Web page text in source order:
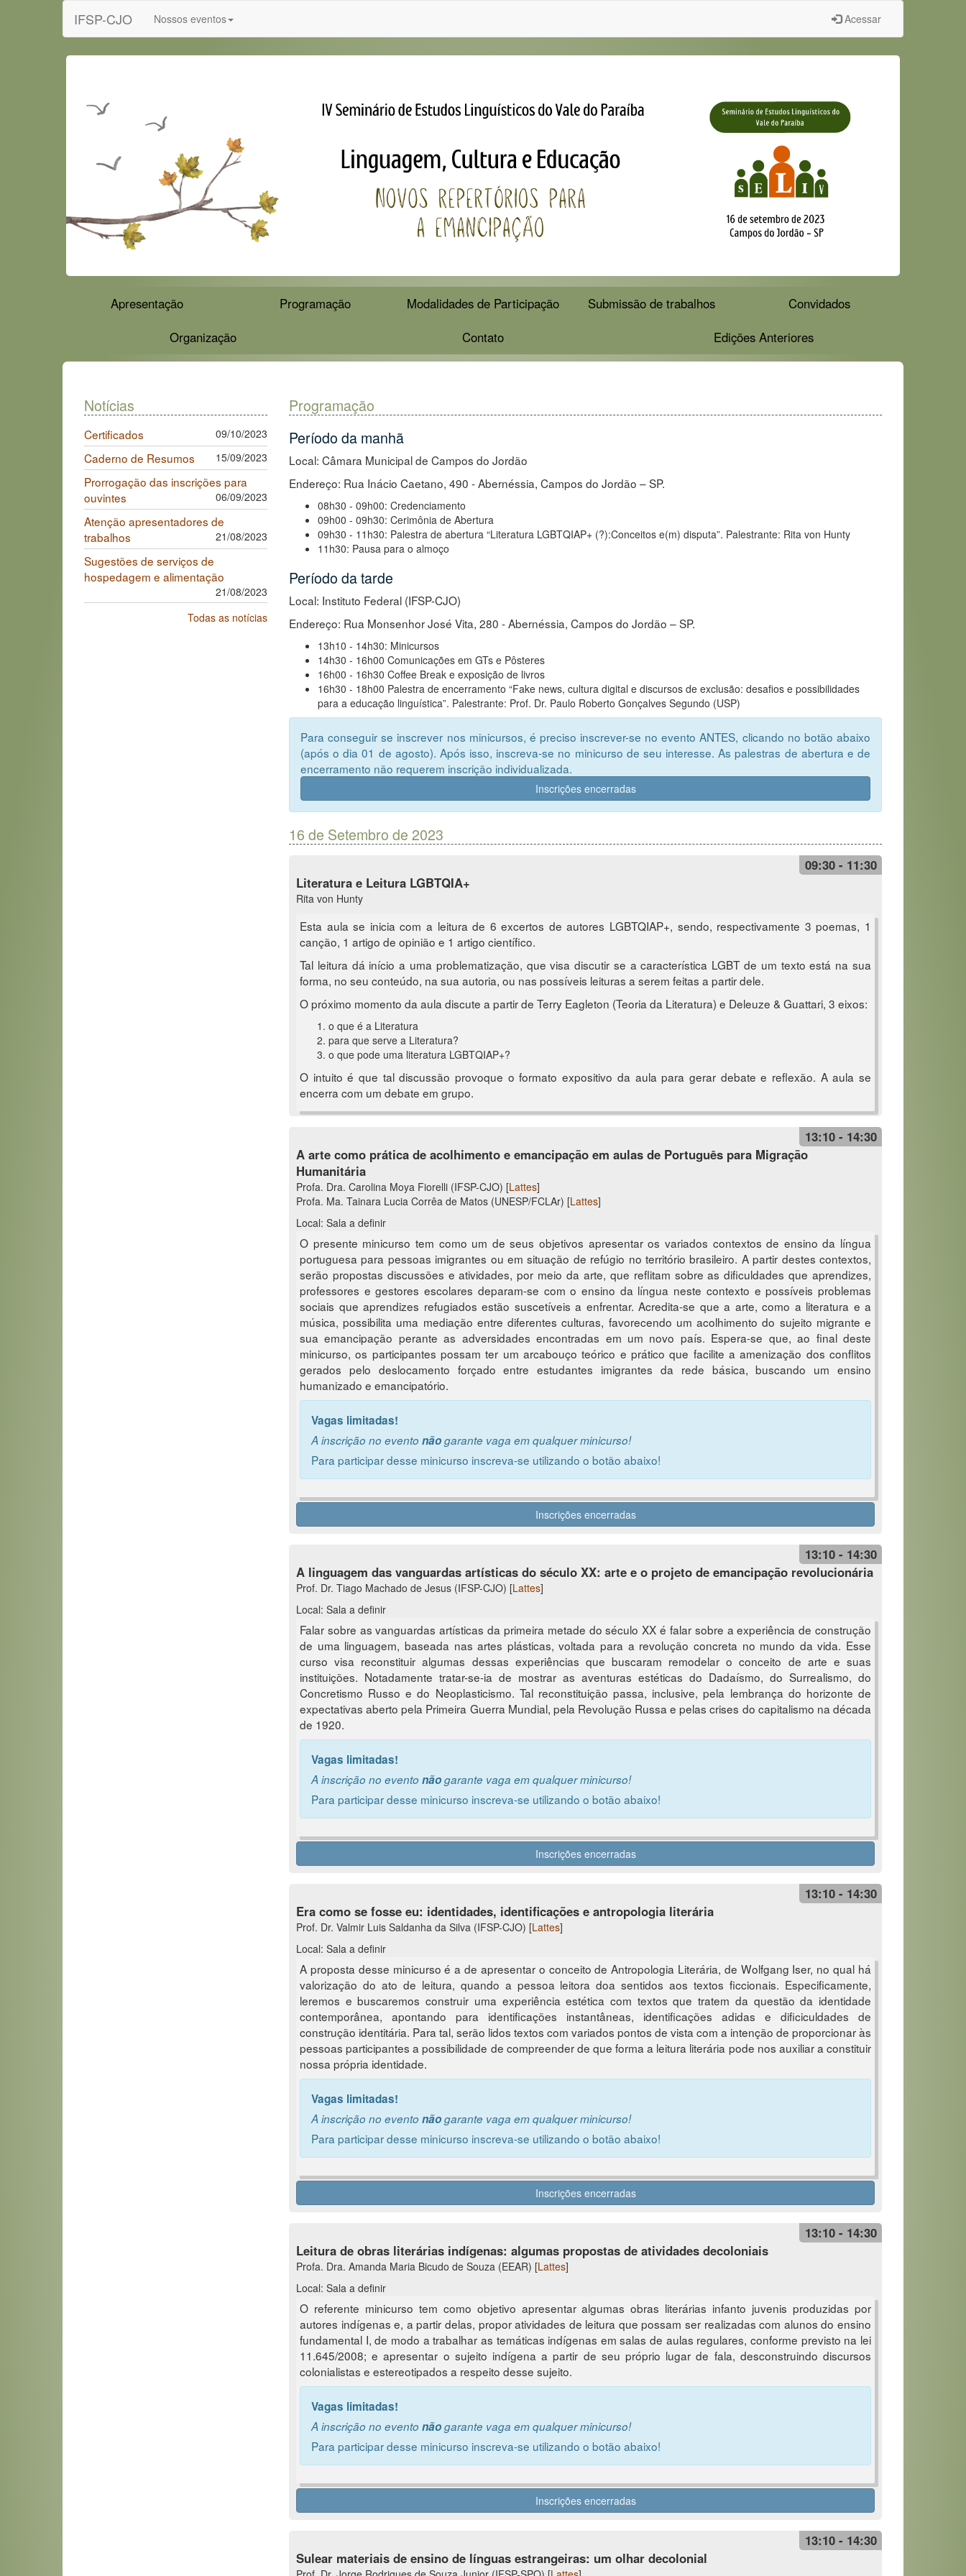
IFSP-CJO Nossos eventos Acessar
Apresentação Programação Modalidades de Participação Submissão de trabalhos
Convidados
Organização
Contato Edições Anteriores
Notícias
Certificados 09/10/2023
Caderno de Resumos 15/09/2023
Prorrogação das inscrições para
ouvintes
06/09/2023
Atenção apresentadores de
trabalhos
21/08/2023
Sugestões de serviços de
hospedagem e alimentação
21/08/2023
Todas as notícias
Programação
Período da manhã
Local: Câmara Municipal de Campos do Jordão
Endereço: Rua Inácio Caetano, 490 - Abernéssia, Campos do Jordão – SP.
08h30 - 09h00: Credenciamento
09h00 - 09h30: Cerimônia de Abertura
09h30 - 11h30: Palestra de abertura “Literatura LGBTQIAP+ (?):Conceitos e(m) disputa”. Palestrante: Rita von Hunty
11h30: Pausa para o almoço
Período da tarde
Local: Instituto Federal (IFSP-CJO)
Endereço: Rua Monsenhor José Vita, 280 - Abernéssia, Campos do Jordão – SP.
13h10 - 14h30: Minicursos
14h30 - 16h00 Comunicações em GTs e Pôsteres
16h00 - 16h30 Coffee Break e exposição de livros
16h30 - 18h00 Palestra de encerramento “Fake news, cultura digital e discursos de exclusão: desafios e possibilidades
para a educação linguística”. Palestrante: Prof. Dr. Paulo Roberto Gonçalves Segundo (USP)
Para conseguir se inscrever nos minicursos, é preciso inscrever-se no evento ANTES, clicando no botão abaixo
(após o dia 01 de agosto). Após isso, inscreva-se no minicurso de seu interesse. As palestras de abertura e de
encerramento não requerem inscrição individualizada.
Inscrições encerradas
16 de Setembro de 2023
09:30 - 11:30
Literatura e Leitura LGBTQIA+
Rita von Hunty
Esta aula se inicia com a leitura de 6 excertos de autores LGBTQIAP+, sendo, respectivamente 3 poemas, 1
canção, 1 artigo de opinião e 1 artigo científico.
Tal leitura dá início a uma problematização, que visa discutir se a característica LGBT de um texto está na sua
forma, no seu conteúdo, na sua autoria, ou nas possíveis leituras a serem feitas a partir dele.
O próximo momento da aula discute a partir de Terry Eagleton (Teoria da Literatura) e Deleuze & Guattari, 3 eixos:
o que é a Literatura
para que serve a Literatura?
o que pode uma literatura LGBTQIAP+?
O intuito é que tal discussão provoque o formato expositivo da aula para gerar debate e reflexão. A aula se
encerra com um debate em grupo.
13:10 - 14:30
A arte como prática de acolhimento e emancipação em aulas de Português para Migração
Humanitária
Profa. Dra. Carolina Moya Fiorelli (IFSP-CJO) [Lattes]
Profa. Ma. Tainara Lucia Corrêa de Matos (UNESP/FCLAr) [Lattes]
Local: Sala a definir
O presente minicurso tem como um de seus objetivos apresentar os variados contextos de ensino da língua
portuguesa para pessoas imigrantes ou em situação de refúgio no território brasileiro. A partir destes contextos,
serão propostas discussões e atividades, por meio da arte, que reflitam sobre as dificuldades que aprendizes,
professores e gestores escolares deparam-se com o ensino da língua neste contexto e possíveis problemas
sociais que aprendizes refugiados estão suscetíveis a enfrentar. Acredita-se que a arte, como a literatura e a
música, possibilita uma mediação entre diferentes culturas, favorecendo um acolhimento do sujeito migrante e
sua emancipação perante as adversidades encontradas em um novo país. Espera-se que, ao final deste
minicurso, os participantes possam ter um arcabouço teórico e prático que facilite a amenização dos conflitos
gerados pelo deslocamento forçado entre estudantes imigrantes da rede básica, buscando um ensino
humanizado e emancipatório.
Vagas limitadas!
A inscrição no evento nãogarante vaga em qualquer minicurso!
Para participar desse minicurso inscreva-se utilizando o botão abaixo!
Inscrições encerradas
13:10 - 14:30
A linguagem das vanguardas artísticas do século XX: arte e o projeto de emancipação revolucionária
Prof. Dr. Tiago Machado de Jesus (IFSP-CJO) [Lattes]
Local: Sala a definir
Falar sobre as vanguardas artísticas da primeira metade do século XX é falar sobre a experiência de construção
de uma linguagem, baseada nas artes plásticas, voltada para a revolução concreta no mundo da vida. Esse
curso visa reconstituir algumas dessas experiências que buscaram remodelar o conceito de arte e suas
instituições. Notadamente tratar-se-ia de mostrar as aventuras estéticas do Dadaísmo, do Surrealismo, do
Concretismo Russo e do Neoplasticismo. Tal reconstituição passa, inclusive, pela lembrança do horizonte de
expectativas aberto pela Primeira Guerra Mundial, pela Revolução Russa e pelas crises do capitalismo na década
de 1920.
Vagas limitadas!
A inscrição no evento nãogarante vaga em qualquer minicurso!
Para participar desse minicurso inscreva-se utilizando o botão abaixo!
Inscrições encerradas
13:10 - 14:30
Era como se fosse eu: identidades, identificações e antropologia literária
Prof. Dr. Valmir Luis Saldanha da Silva (IFSP-CJO) [Lattes]
Local: Sala a definir
A proposta desse minicurso é a de apresentar o conceito de Antropologia Literária, de Wolfgang Iser, no qual há
valorização do ato de leitura, quando a pessoa leitora doa sentidos aos textos ficcionais. Especificamente,
leremos e buscaremos construir uma experiência estética com textos que tratem da questão da identidade
contemporânea, apontando para identificações instantâneas, identificações adidas e dificiculdades de
construção identitária. Para tal, serão lidos textos com variados pontos de vista com a intenção de proporcionar às
pessoas participantes a possibilidade de compreender de que forma a leitura literária pode nos auxiliar a constituir
nossa própria identidade.
Vagas limitadas!
A inscrição no evento nãogarante vaga em qualquer minicurso!
Para participar desse minicurso inscreva-se utilizando o botão abaixo!
Inscrições encerradas
13:10 - 14:30
Leitura de obras literárias indígenas: algumas propostas de atividades decoloniais
Profa. Dra. Amanda Maria Bicudo de Souza (EEAR) [Lattes]
Local: Sala a definir
O referente minicurso tem como objetivo apresentar algumas obras literárias infanto juvenis produzidas por
autores indígenas e, a partir delas, propor atividades de leitura que possam ser realizadas com alunos do ensino
fundamental I, de modo a trabalhar as temáticas indígenas em salas de aulas regulares, conforme previsto na lei
11.645/2008; e apresentar o sujeito indígena a partir de seu próprio lugar de fala, desconstruindo discursos
colonialistas e estereotipados a respeito desse sujeito.
Vagas limitadas!
A inscrição no evento nãogarante vaga em qualquer minicurso!
Para participar desse minicurso inscreva-se utilizando o botão abaixo!
Inscrições encerradas
13:10 - 14:30
Sulear materiais de ensino de línguas estrangeiras: um olhar decolonial